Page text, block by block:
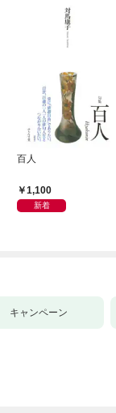
百人
1,100
新着
キャンペーン